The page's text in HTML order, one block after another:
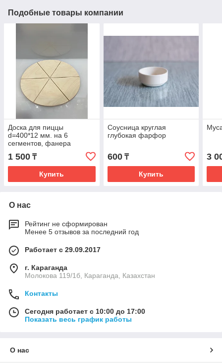
Подобные товары компании
Доска для пиццы
d=400*12 мм. на 6
сегментов, фанера
1 500 ₸
Купить
Соусница круглая
глубокая фарфор
600₸
Купить
3
О нас
Рейтинг не сформирован
Менее 5 отзывов за последний год
Работает с 29.09.2017
г. Караганда
Молокова 119/1б, Караганда, Казахстан
Контакты
Сегодня работает с 10:00 до 17:00
Показать весь график работы
О нас